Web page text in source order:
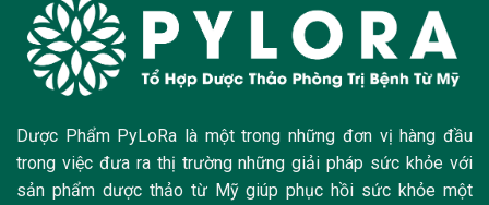
Dược Phẩm PyLoRa là một trong những đơn vị hàng đầu
trong việc đưa ra thị trường những giải pháp sức khỏe với
sản phẩm dược thảo từ Mỹ giúp phục hồi sức khỏe một